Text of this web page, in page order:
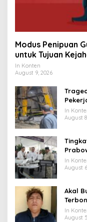
Modus Penipuan
untuk Tujuan
In Konten
August 9, 2026
Tebu
In
August
In
August
Akal
Uang
In
August